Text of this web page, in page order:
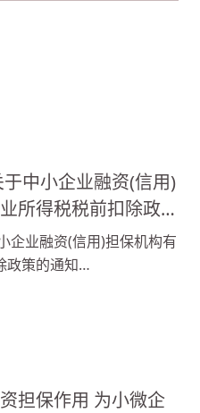
中小企业融资(信用)
所得税税前扣除政策
企业融资(信用)担保机构有
政策的通知
担保作用 为小微企